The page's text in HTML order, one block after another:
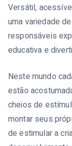
Versátil,
uma variedade
responsáveis
educativa e
Neste mundo
estão
cheios de
montar seus
de estimular a